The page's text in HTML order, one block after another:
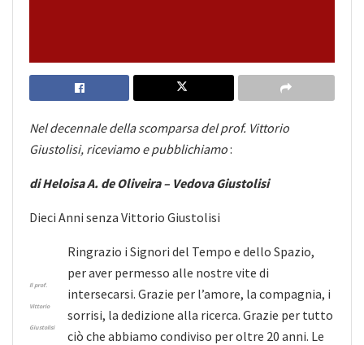
Nel decennale della scomparsa del prof. Vittorio
Giustolisi, riceviamo e pubblichiamo:
di Heloisa A. de Oliveira – Vedova Giustolisi
Dieci Anni senza Vittorio Giustolisi
Il prof.
Vittorio
Giustolisi
Ringrazio i Signori del Tempo e dello Spazio,
per aver permesso alle nostre vite di
intersecarsi. Grazie per l’amore, la compagnia, i
sorrisi, la dedizione alla ricerca. Grazie per tutto
ciò che abbiamo condiviso per oltre 20 anni. Le